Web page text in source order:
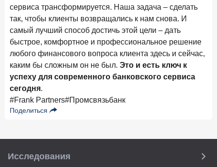
19 декабря 2025 года ИССЛЕДОВАНИЕ
В эпоху дуополии маркетплейсов селлеры ищут
новые финансовые решения
18 декабря 2025 года
Ипотека 2025–2026: стресс‑тест высокими ставками и
прогнозы на восстановление
8 декабря 2025 года
По итогам ноября 2025 года объем выдач кредитов
составил 1 027 млрд руб.
Эмоции, эксклюзив и вовлечение: новая формула
сервиса трансформируется. Наша задача – сделать
так, чтобы клиенты возвращались к нам снова. И
самый лучший способ достичь этой цели – дать
быстрое, комфортное и профессиональное решение
любого финансового вопроса клиента здесь и сейчас,
каким бы сложным он не был. Это и есть ключ к
успеху для современного банковского сервиса
сегодня.
#Frank Partners#Промсвязьбанк
Поделиться
Исследования